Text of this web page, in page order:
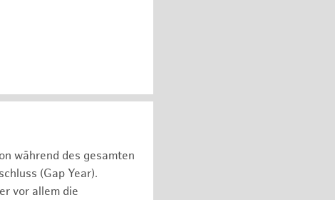
während des gesamten
(Gap Year).
vor allem die